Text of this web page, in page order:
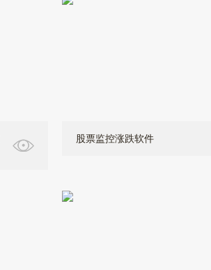
股票监控涨跌软件